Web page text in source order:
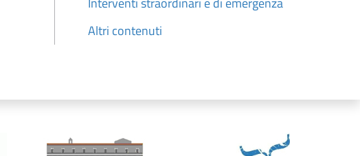
Altri contenuti